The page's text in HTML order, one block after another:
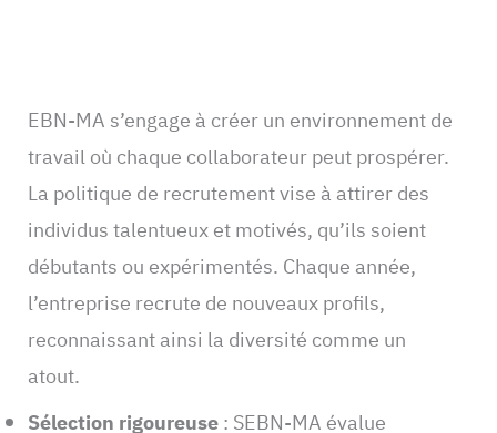
EBN-MA s’engage à créer un environnement de
travail où chaque collaborateur peut prospérer.
La politique de recrutement vise à attirer des
individus talentueux et motivés, qu’ils soient
débutants ou expérimentés. Chaque année,
l’entreprise recrute de nouveaux profils,
reconnaissant ainsi la diversité comme un
atout.
Sélection rigoureuse: SEBN-MA évalue